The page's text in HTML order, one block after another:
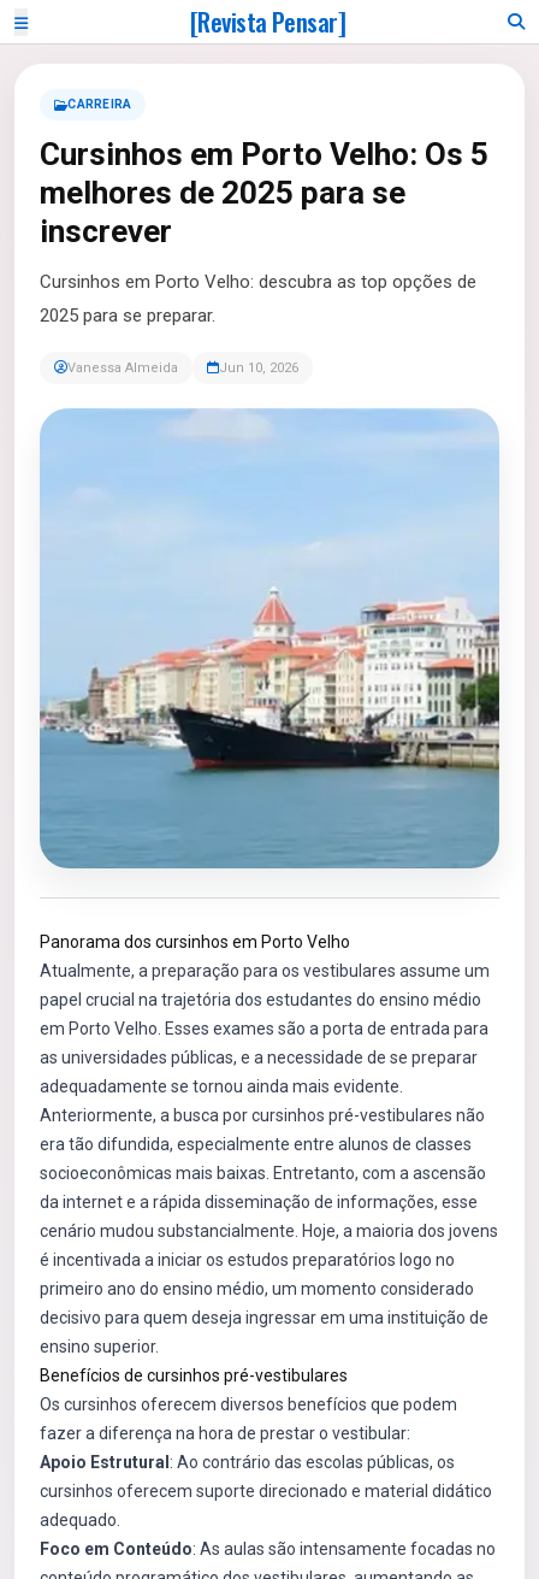
[Revista Pensar]
CARREIRA
Cursinhos em Porto Velho: Os 5
melhores de 2025 para se
inscrever
Cursinhos em Porto Velho: descubra as top opções de
2025 para se preparar.
Vanessa Almeida Jun 10, 2026
Panorama dos cursinhos em Porto Velho
Atualmente, a preparação para os vestibulares assume um
papel crucial na trajetória dos estudantes do ensino médio
em Porto Velho. Esses exames são a porta de entrada para
as universidades públicas, e a necessidade de se preparar
adequadamente se tornou ainda mais evidente.
Anteriormente, a busca por cursinhos pré-vestibulares não
era tão difundida, especialmente entre alunos de classes
socioeconômicas mais baixas. Entretanto, com a ascensão
da internet e a rápida disseminação de informações, esse
cenário mudou substancialmente. Hoje, a maioria dos jovens
é incentivada a iniciar os estudos preparatórios logo no
primeiro ano do ensino médio, um momento considerado
decisivo para quem deseja ingressar em uma instituição de
ensino superior.
Benefícios de cursinhos pré-vestibulares
Os cursinhos oferecem diversos benefícios que podem
fazer a diferença na hora de prestar o vestibular:
Apoio Estrutural : Ao contrário das escolas públicas, os
cursinhos oferecem suporte direcionado e material didático
adequado.
Foco em Conteúdo: As aulas são intensamente focadas no